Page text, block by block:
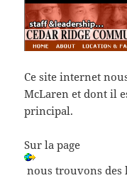
Ce site internet
McLaren et dont il
principal.
Sur la page
nous trouvons des